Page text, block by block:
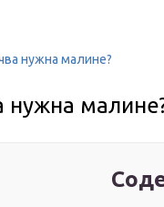
нужна малине?
нужна